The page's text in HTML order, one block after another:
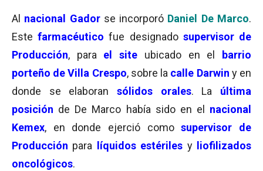
Al nacional Gadorse incorporó Daniel De Marco.
Estefarmacéutico fue designado supervisor de
Producción, para el site ubicado en el
barrio
porteño de Villa Crespo, sobre la calle Darwin y en
donde se elaboran sólidos orales. La última
posición de De Marco había sido en el nacional
Kemex, en donde ejerció comosupervisor de
Producción para líquidos estériles y
liofilizados
oncológicos.